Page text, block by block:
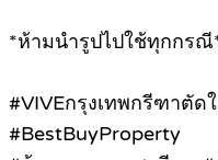
*ห้ามนำรูปไปใช้ทุกกรณี
#VIVEกรุงเทพกรีฑาตัด
#BestBuyProperty